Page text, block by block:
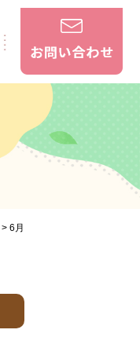
> 6月